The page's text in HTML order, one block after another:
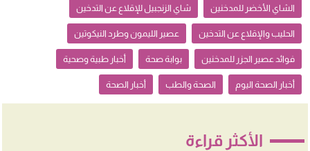
الشاي الأخضر للمدخنين شاي الزنجبيل للإقلاع عن التدخين
الحليب والإقلاع عن التدخين عصير الليمون وطرد النيكوتين
فوائد عصير الجزر للمدخنين بوابة صحة أخبار طبية وصحية
أخبار الصحة اليوم الصحة والطب أخبار الصحة
الأكثر قراءة